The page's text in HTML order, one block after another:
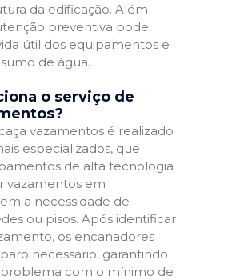
da edificação. Além
preventiva pode
útil dos equipamentos e
de água.
o serviço de
vazamentos é realizado
especializados, que
de alta tecnologia
vazamentos em
a necessidade de
ou pisos. Após identificar
os encanadores
necessário, garantindo
problema com o mínimo de